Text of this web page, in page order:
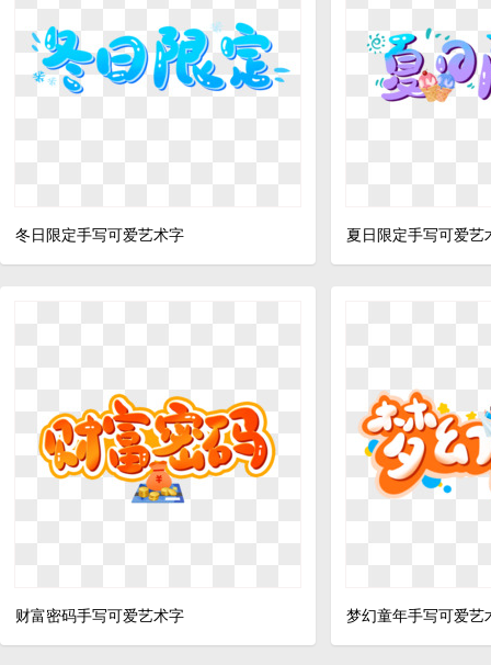
冬日限定手写可爱艺术字 夏日限定手写可爱艺
财富密码手写可爱艺术字 梦幻童年手写可爱艺